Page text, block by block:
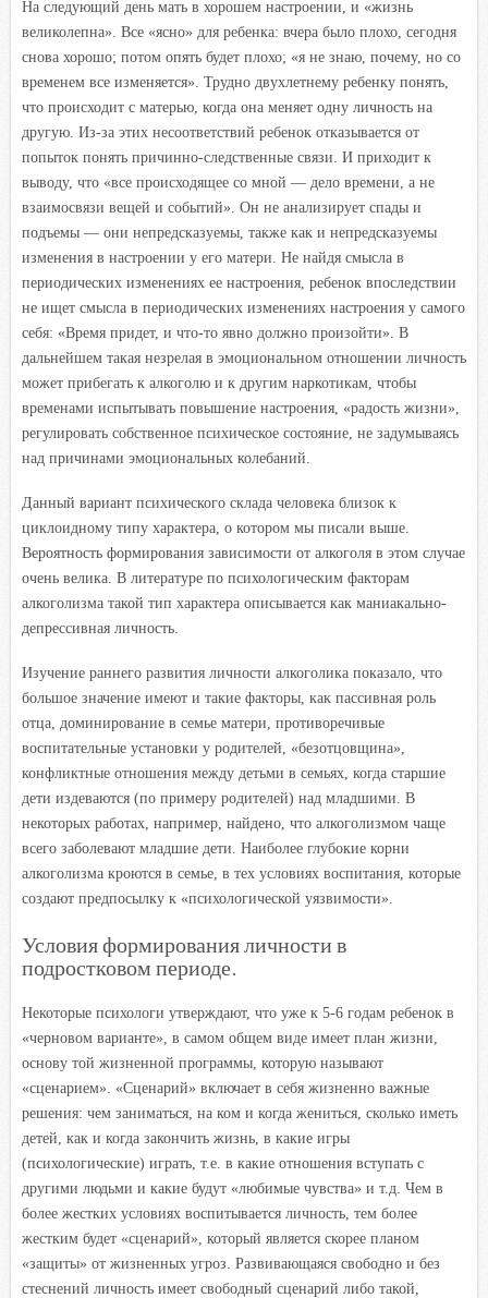
На следующий день мать в хорошем настроении, и «жизнь
великолепна». Все «ясно» для ребенка: вчера было плохо, сегодня
снова хорошо; потом опять будет плохо; «я не знаю, почему, но со
временем все изменяется». Трудно двухлетнему ребенку понять,
что происходит с матерью, когда она меняет одну личность на
другую. Из-за этих несоответствий ребенок отказывается от
попыток понять причинно-следственные связи. И приходит к
выводу, что «все происходящее со мной — дело времени, а не
взаимосвязи вещей и событий». Он не анализирует спады и
подъемы — они непредсказуемы, также как и непредсказуемы
изменения в настроении у его матери. Не найдя смысла в
периодических изменениях ее настроения, ребенок впоследствии
не ищет смысла в периодических изменениях настроения у самого
себя: «Время придет, и что-то явно должно произойти». В
дальнейшем такая незрелая в эмоциональном отношении личность
может прибегать к алкоголю и к другим наркотикам, чтобы
временами испытывать повышение настроения, «радость жизни»,
регулировать собственное психическое состояние, не задумываясь
над причинами эмоциональных колебаний.
Данный вариант психического склада человека близок к
циклоидному типу характера, о котором мы писали выше.
Вероятность формирования зависимости от алкоголя в этом случае
очень велика. В литературе по психологическим факторам
алкоголизма такой тип характера описывается как маниакально-
депрессивная личность.
Изучение раннего развития личности алкоголика показало, что
большое значение имеют и такие факторы, как пассивная роль
отца, доминирование в семье матери, противоречивые
воспитательные установки у родителей, «безотцовщина»,
конфликтные отношения между детьми в семьях, когда старшие
дети издеваются (по примеру родителей) над младшими. В
некоторых работах, например, найдено, что алкоголизмом чаще
всего заболевают младшие дети. Наиболее глубокие корни
алкоголизма кроются в семье, в тех условиях воспитания, которые
создают предпосылку к «психологической уязвимости».
Условия формирования личности в
подростковом периоде.
Некоторые психологи утверждают, что уже к 5-6 годам ребенок в
«черновом варианте», в самом общем виде имеет план жизни,
основу той жизненной программы, которую называют
«сценарием». «Сценарий» включает в себя жизненно важные
решения: чем заниматься, на ком и когда жениться, сколько иметь
детей, как и когда закончить жизнь, в какие игры
(психологические) играть, т.е. в какие отношения вступать с
другими людьми и какие будут «любимые чувства» и т.д. Чем в
более жестких условиях воспитывается личность, тем более
жестким будет «сценарий», который является скорее планом
«защиты» от жизненных угроз. Развивающаяся свободно и без
стеснений личность имеет свободный сценарий либо такой,